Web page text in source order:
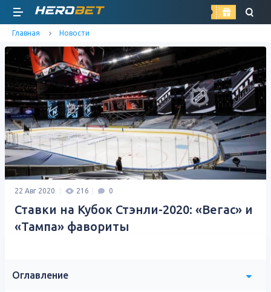
найти
Главная Новости
22 Авг 2020 216 0
Ставки на Кубок Стэнли-2020: «Вегас» и
«Тампа» фавориты
Оглавление